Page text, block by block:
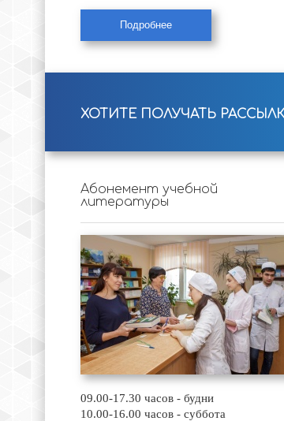
Подробнее
ХОТИТЕ ПОЛУЧАТЬ
Абонемент учебной
литературы
09.00-17.30 часов - будни
10.00-16.00 часов - суббота